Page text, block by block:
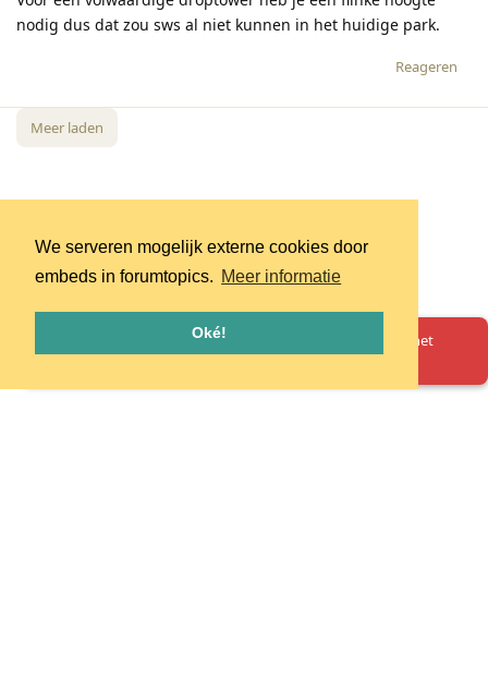
We serveren mogelijk externe cookies door
embeds in forumtopics. Meer informatie
Oké!
nodig dus dat zou sws al niet kunnen in het huidige park.
Reageren
Meer laden
Oeps! Er is iets misgegaan. Herlaad de pagina en probeer het
opnieuw.